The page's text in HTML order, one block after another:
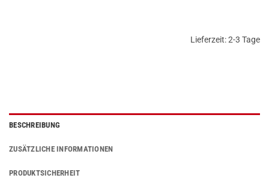
Lieferzeit:2-3 Tage
BESCHREIBUNG
ZUSÄTZLICHE INFORMATIONEN
PRODUKTSICHERHEIT